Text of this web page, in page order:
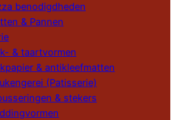
benodigdheden
& Pannen
& taartvormen
& antikleefmatten
(Patisserie)
& stekers